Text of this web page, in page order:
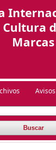
Marcas
Avisos
Buscar